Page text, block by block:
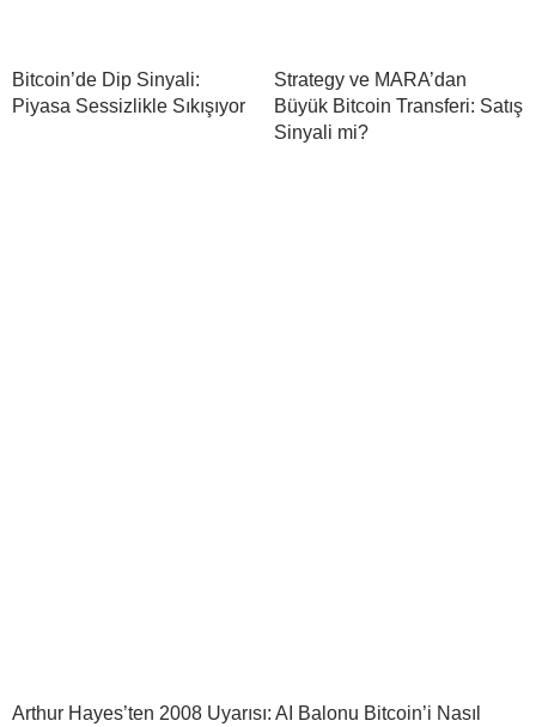
Bitcoin’de Dip Sinyali:
Piyasa Sessizlikle Sıkışıyor
Strategy ve MARA’dan
Büyük Bitcoin Transferi: Satış
Sinyali mi?
Arthur Hayes’ten 2008 Uyarısı: AI Balonu Bitcoin’i Nasıl